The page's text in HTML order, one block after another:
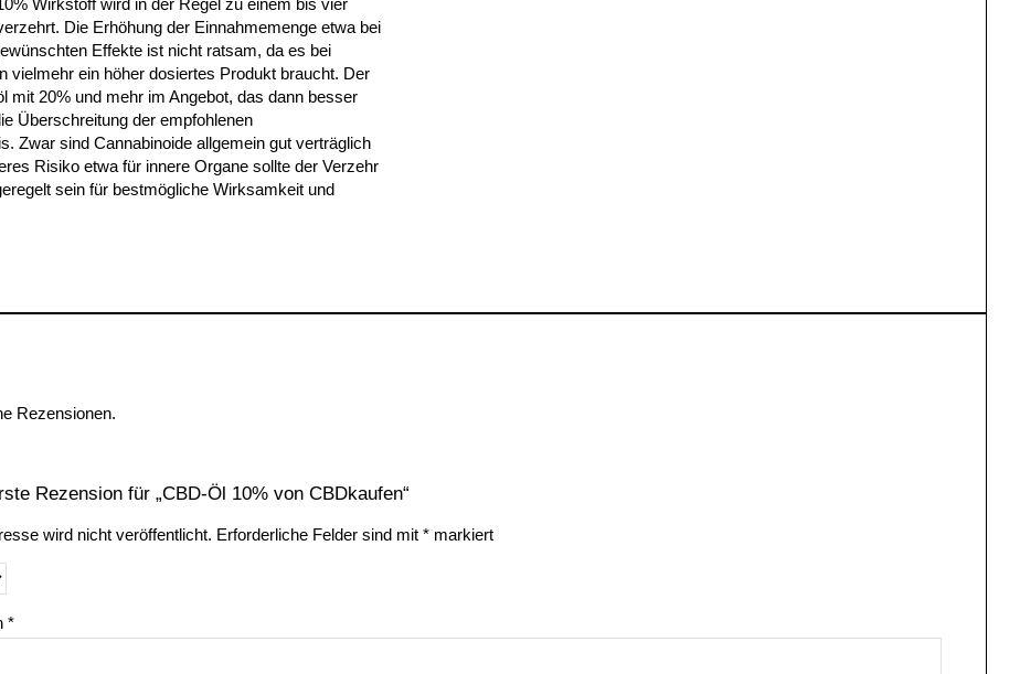
Wirkstoff wird in der Regel zu einem bis vier
Die Erhöhung der Einnahmemenge etwa bei
Effekte ist nicht ratsam, da es bei
vielmehr ein höher dosiertes Produkt braucht. Der
mit 20% und mehr im Angebot, das dann besser
Überschreitung der empfohlenen
Zwar sind Cannabinoide allgemein gut verträglich
Risiko etwa für innere Organe sollte der Verzehr
sein für bestmögliche Wirksamkeit und
Rezensionen.
Rezension für „CBD-Öl 10% von CBDkaufen“
wird nicht veröffentlicht. Erforderliche Felder sind mit * markiert
*